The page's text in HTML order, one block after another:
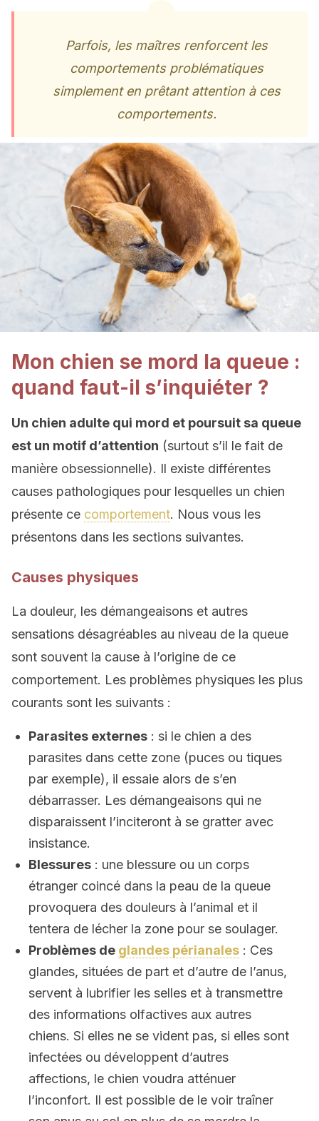
Parfois, les maîtres renforcent les
comportements problématiques
simplement en prêtant attention à ces
comportements.
Mon chien se mord la queue :
quand faut-il s’inquiéter ?
Un chien adulte qui mord et poursuit sa queue
est un motif d’attention (surtout s’il le fait de
manière obsessionnelle). Il existe différentes
causes pathologiques pour lesquelles un chien
présente ce comportement. Nous vous les
présentons dans les sections suivantes.
Causes physiques
La douleur, les démangeaisons et autres
sensations désagréables au niveau de la queue
sont souvent la cause à l’origine de ce
comportement. Les problèmes physiques les plus
courants sont les suivants :
Parasites externes : si le chien a des
parasites dans cette zone (puces ou tiques
par exemple), il essaie alors de s’en
débarrasser. Les démangeaisons qui ne
disparaissent l’inciteront à se gratter avec
insistance.
Blessures : une blessure ou un corps
étranger coincé dans la peau de la queue
provoquera des douleurs à l’animal et il
tentera de lécher la zone pour se soulager.
Problèmes de glandes périanales : Ces
glandes, situées de part et d’autre de l’anus,
servent à lubrifier les selles et à transmettre
des informations olfactives aux autres
chiens. Si elles ne se vident pas, si elles sont
infectées ou développent d’autres
affections, le chien voudra atténuer
l’inconfort. Il est possible de le voir traîner